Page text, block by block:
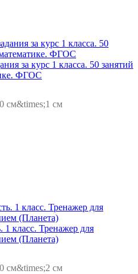
за курс 1 класса. 50 занятий
ФГОС
см&times;1 см
1 класс. Тренажер для
(Планета)
см&times;2 см